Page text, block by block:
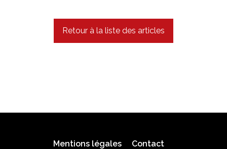
Retour à la liste des articles
Mentions légales Contact